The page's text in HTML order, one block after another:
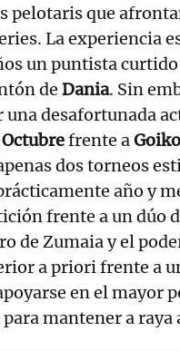
pelotaris que
La experiencia
un puntista
de Dania. Sin
desafortunada
frente aGoiko
dos torneos
año y
frente a un dúo
de Zumaia y el
a priori frente a
en el mayor
para mantener a raya